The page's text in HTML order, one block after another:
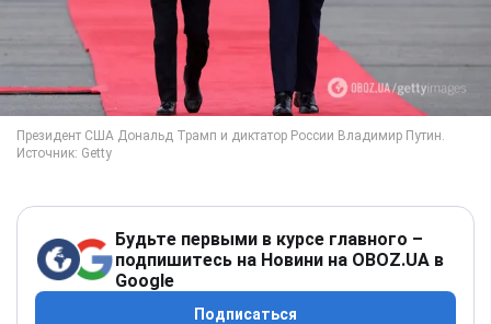
Будьте первыми в курсе главного –
подпишитесь на Новини на OBOZ.UA в
Google
Подписаться